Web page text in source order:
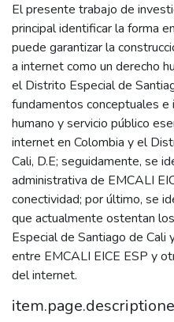
El presente trabajo de
principal identificar la forma
puede garantizar la
a internet como un derecho
el Distrito Especial de
fundamentos conceptuales
humano y servicio público
internet en Colombia y el
Cali, D.E; seguidamente, se
administrativa de EMCALI
conectividad; por último, se
que actualmente ostentan
Especial de Santiago de
entre EMCALI EICE ESP y
del internet.